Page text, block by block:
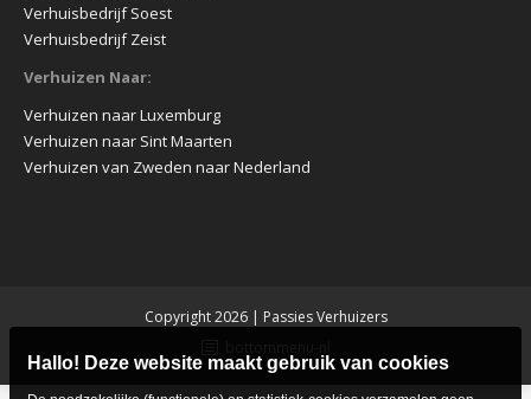
Verhuisbedrijf Soest
Verhuisbedrijf Zeist
Verhuizen Naar:
Verhuizen naar Luxemburg
Verhuizen naar Sint Maarten
Verhuizen van Zweden naar Nederland
Copyright 2026| Passies Verhuizers
Hallo! Deze website maakt gebruik van cookies